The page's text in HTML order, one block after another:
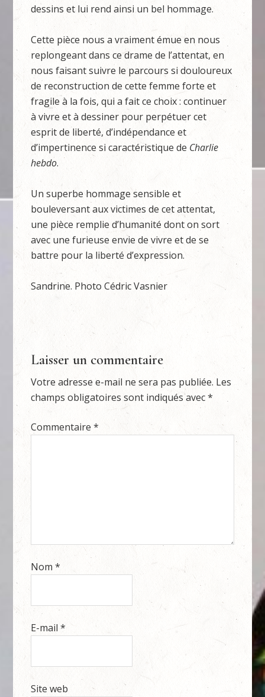
dessins et lui rend ainsi un bel hommage.
Cette pièce nous a vraiment émue en nous
replongeant dans ce drame de l’attentat, en
nous faisant suivre le parcours si douloureux
de reconstruction de cette femme forte et
fragile à la fois, qui a fait ce choix : continuer
à vivre et à dessiner pour perpétuer cet
esprit de liberté, d’indépendance et
d’impertinence si caractéristique de Charlie
hebdo.
Un superbe hommage sensible et
bouleversant aux victimes de cet attentat,
une pièce remplie d’humanité dont on sort
avec une furieuse envie de vivre et de se
battre pour la liberté d’expression.
Sandrine. Photo Cédric Vasnier
Laisser un commentaire
Votre adresse e-mail ne sera pas publiée. Les
champs obligatoires sont indiqués avec*
Commentaire*
Nom*
E-mail*
Site web